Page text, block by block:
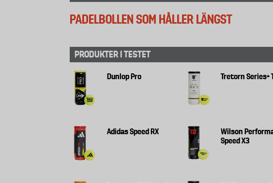
PADELBOLLEN SOM HÅLLER LÄNGST
PRODUKTER I TESTET
Dunlop Pro Tretorn Series+
Adidas Speed RX
Wilson
Speed X3